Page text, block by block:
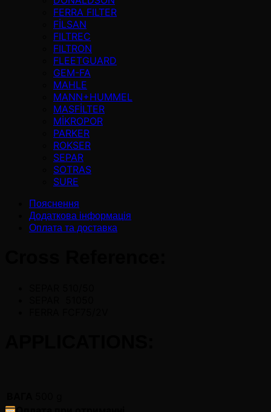
FERRA FILTER
FİLSAN
FILTREC
FILTRON
FLEETGUARD
GEM-FA
MAHLE
MANN+HUMMEL
MASFİLTER
MİKROPOR
PARKER
ROKSER
SEPAR
SOTRAS
SURE
Пояснення
Додаткова інформація
Оплата та доставка